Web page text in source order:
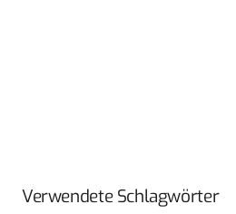
Verwendete Schlagwörter